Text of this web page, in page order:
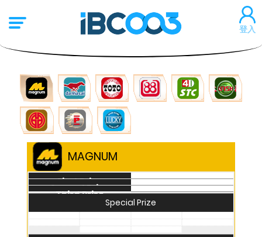
登入
MAGNUM
PMP
TOTO
SABAH
SANDAKEN
SARAWAK
GDLotto
Perdana
LuckyHari-Hari